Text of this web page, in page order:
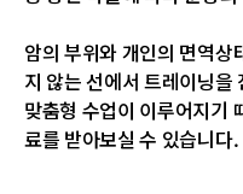
암의 부위와 개인의 면역상
지 않는 선에서 트레이닝을
맞춤형 수업이 이루어지기
료를 받아보실 수 있습니다.